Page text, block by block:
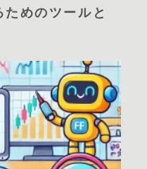
めのツールと